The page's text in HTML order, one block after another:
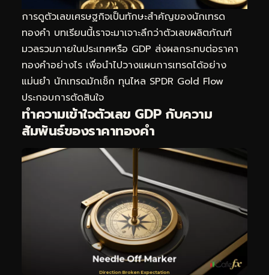
การดูตัวเลขเศรษฐกิจเป็นทักษะสำคัญของนักเทรด
ทองคำ บทเรียนนี้เราจะมาเจาะลึกว่าตัวเลขผลิตภัณฑ์
มวลรวมภายในประเทศหรือ GDP ส่งผลกระทบต่อราคา
ทองคำอย่างไร เพื่อนำไปวางแผนการเทรดได้อย่าง
แม่นยำ นักเทรดมักเช็ก ทุนไหล SPDR Gold Flow
ประกอบการตัดสินใจ
ทำความเข้าใจตัวเลข GDP กับความ
สัมพันธ์ของราคาทองคำ